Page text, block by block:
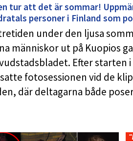
tur att det är sommar!
personer i Finland som
under den ljusa
människor ut på Kuopios
Efter
fotosessionen vid de
där deltagarna både